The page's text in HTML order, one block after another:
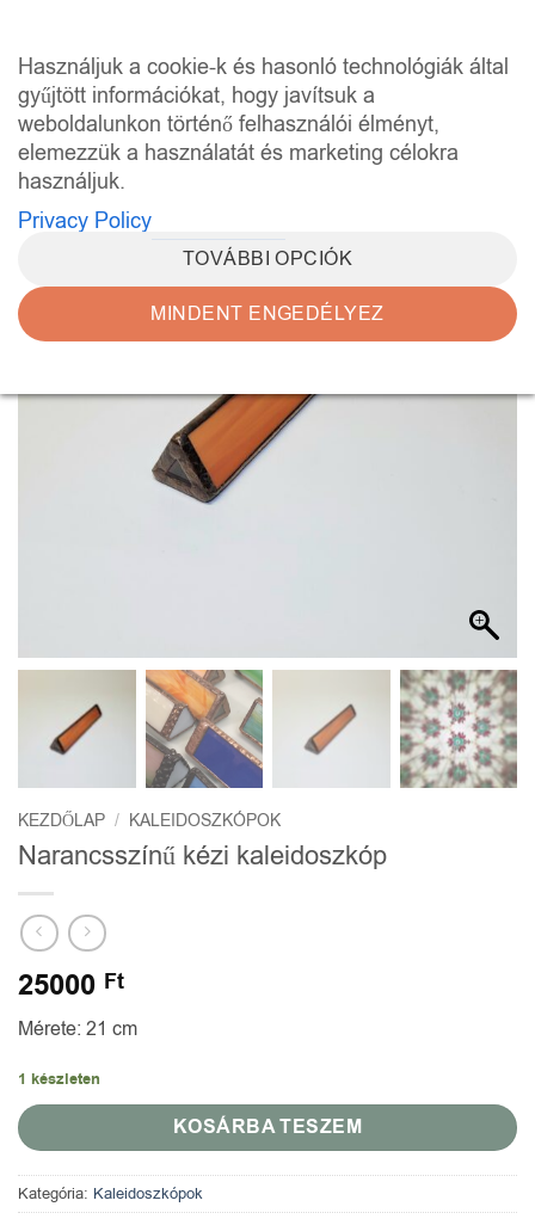
Használjuk a cookie-k és hasonló technológiák által
gyűjtött információkat, hogy javítsuk a
weboldalunkon történő felhasználói élményt,
elemezzük a használatát és marketing célokra
használjuk.
Privacy Policy
TOVÁBBI OPCIÓK
MINDENT ENGEDÉLYEZ
content
KEZDŐLAP / KALEIDOSZKÓPOK
Narancsszínű kézi kaleidoszkóp
25000 Ft
Mérete: 21 cm
1 készleten
KOSÁRBA TESZEM
Kategória: Kaleidoszkópok